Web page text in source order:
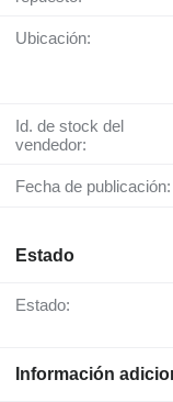
Ubicación:
Id. de stock del
vendedor:
Fecha de publicación:
Estado
Estado:
Información